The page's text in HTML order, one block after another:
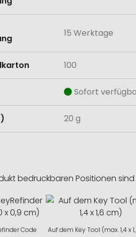
15 Werktage
100
Sofort
20 g
bedruckbaren Positionen
Code
Auf dem Key Tool (max. 1,4 x